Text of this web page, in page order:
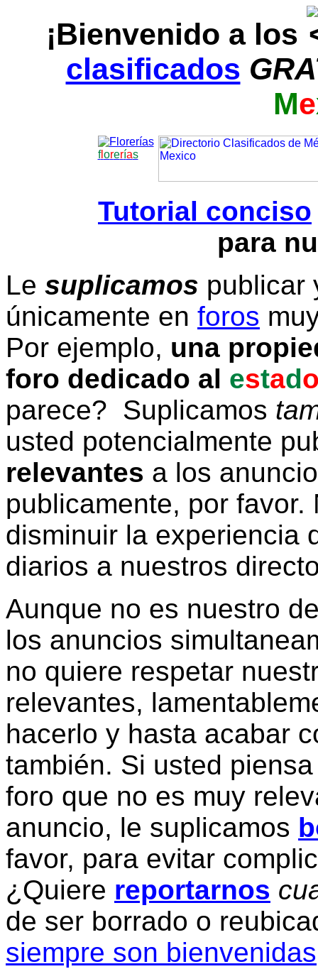
¡Bienvenido a los
clasificados
Me
florerías
Tutorial conciso
para
Le suplicamos publicar
únicamente en foros
Por ejemplo, una
foro dedicado al estad
parece? Suplicamos
usted potencialmente
relevantes a los
publicamente, por
disminuir la experiencia
diarios a nuestros
Aunque no es nuestro
los anuncios
no quiere respetar
relevantes,
hacerlo y hasta acabar
también. Si usted
foro que no es muy
anuncio, le suplicamos
favor, para evitar
¿Quiere reportarnos
de ser borrado o
siempre son bienvenidas